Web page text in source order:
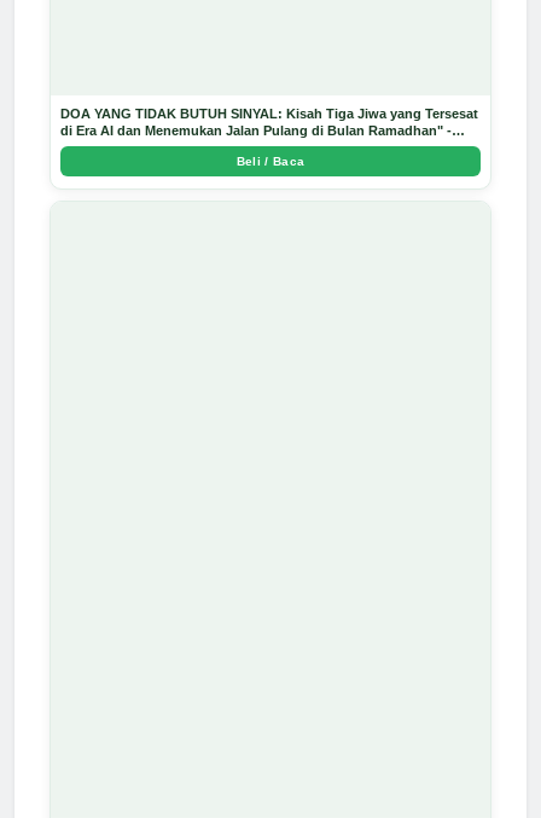
DOA YANG TIDAK BUTUH SINYAL: Kisah Tiga Jiwa yang Tersesat
di Era AI dan Menemukan Jalan Pulang di Bulan Ramadhan" -
Arda Dinata
Beli / Baca